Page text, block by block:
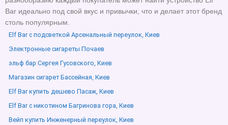
Bar идеально под свой вкус и привычки, что и делает этот бренд
столь популярным.
Elf Bar с подсветкой Арсенальный переулок, Киев
Электронные сигареты Почаев
эльф бар Сергея Гусовского, Киев
Магазин сигарет Бассейная, Киев
Elf Bar купить дешево Пасаж, Киев
Elf Bar с никотином Багринова гора, Киев
Вейп купить Инженерный переулок, Киев